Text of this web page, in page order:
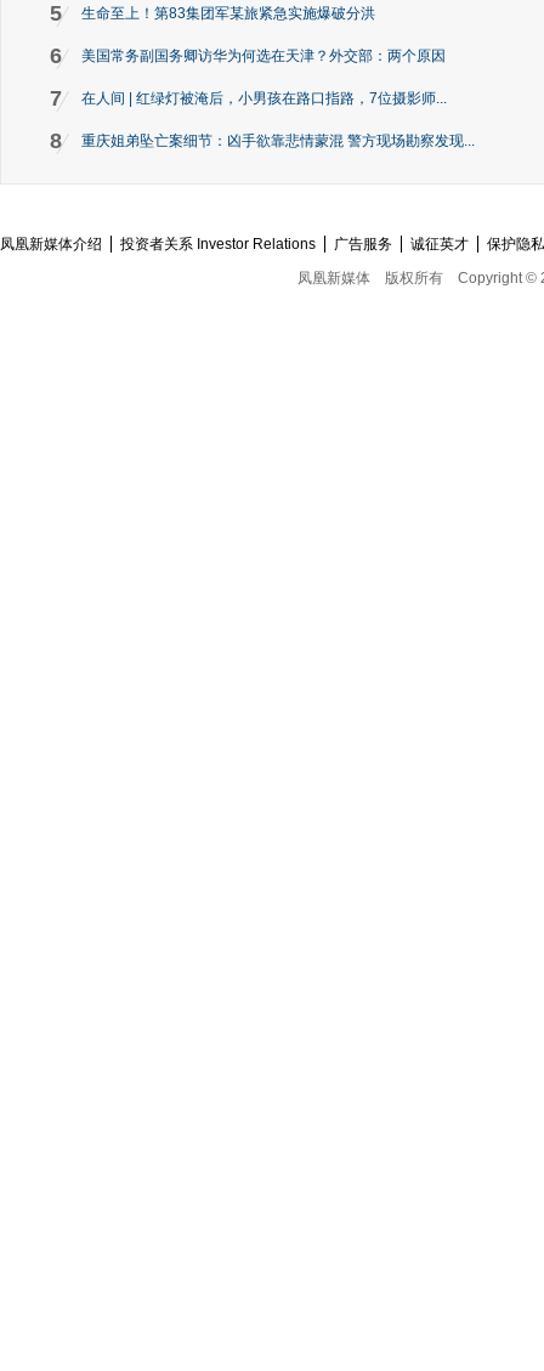
5 生命至上！第83集团军某旅紧急实施爆破分洪
6 美国常务副国务卿访华为何选在天津？外交部：两个原因
7 在人间 | 红绿灯被淹后，小男孩在路口指路，7位摄影师...
8 重庆姐弟坠亡案细节：凶手欲靠悲情蒙混 警方现场勘察发现...
凤凰新媒体介绍 投资者关系 Investor Relations 广告服务 诚征英才
保护隐
凤凰新媒体
版权所有 Copyright ©